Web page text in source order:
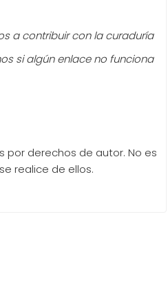
a contribuir con la curaduría
si algún enlace no funciona
derechos de autor. No es
realice de ellos.